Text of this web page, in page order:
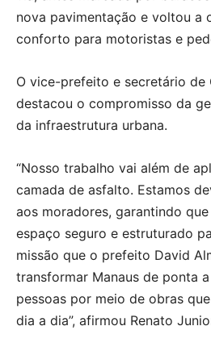
nova pavimentação e voltou a
conforto para motoristas e
O vice-prefeito e secretário de
destacou o compromisso da
da infraestrutura urbana.
“Nosso trabalho vai além de
camada de asfalto. Estamos
aos moradores, garantindo
espaço seguro e estruturado
missão que o prefeito David
transformar Manaus de ponta
pessoas por meio de obras
dia a dia”, afirmou Renato